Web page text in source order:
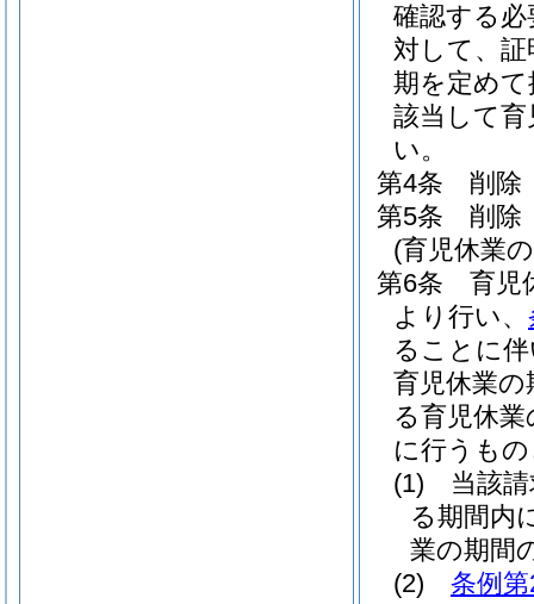
確認する
対して、
期を定め
該当して
い。
第4条
削除
第5条
削除
(育児休業
第6条
育児
より行い、
ることに
育児休業
る育児休
に行うも
(1)
当該
る期間内
業の期間
(2)
条例